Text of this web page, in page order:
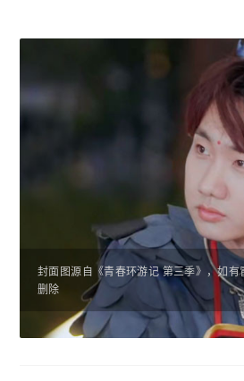
封面图源自《青春环游记 第三季》，如有
删除